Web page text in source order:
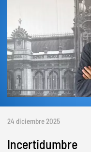
24 diciembre 2025
Incertidumbre